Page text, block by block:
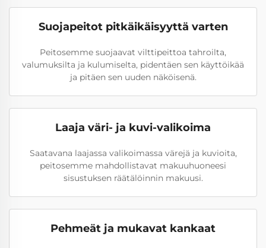
Suojapeitot pitkäikäisyyttä varten
Peitosemme suojaavat vilttipeittoa tahroilta,
valumuksilta ja kulumiselta, pidentäen sen käyttöikää
ja pitäen sen uuden näköisenä.
Laaja väri- ja kuvi-valikoima
Saatavana laajassa valikoimassa värejä ja kuvioita,
peitosemme mahdollistavat makuuhuoneesi
sisustuksen räätälöinnin makuusi.
Pehmeät ja mukavat kankaat